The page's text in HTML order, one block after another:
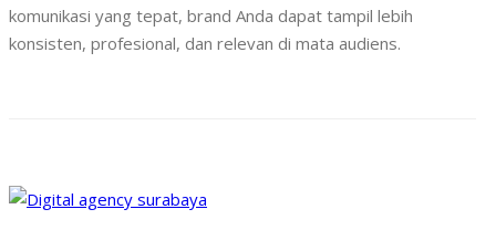
komunikasi yang tepat, brand Anda dapat tampil lebih
konsisten, profesional, dan relevan di mata audiens.